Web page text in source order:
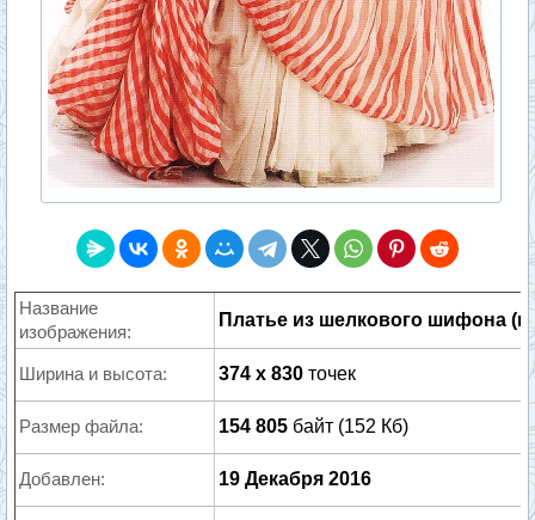
Название
изображения:
Платье из шелкового шифона
Ширина и высота: 374 x 830 точек
Размер файла: 154 805 байт (152 Кб)
Добавлен: 19 Декабря 2016